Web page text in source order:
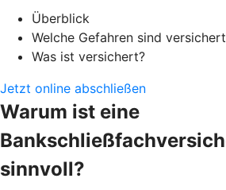
Überblick
Welche Gefahren sind
Was ist versichert?
Jetzt online abschließen
Warum ist eine
sinnvoll?